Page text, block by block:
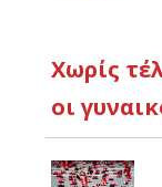
Χωρίς
οι